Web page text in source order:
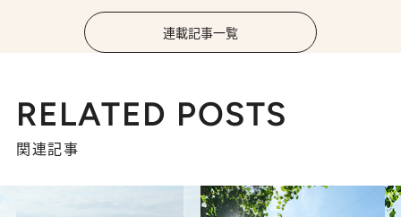
連載記事一覧
RELATED POSTS
関連記事